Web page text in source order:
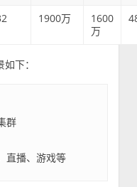
1900万
1600
万
下：
群
直播、游戏等